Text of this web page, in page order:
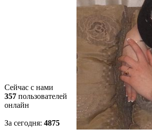
Сейчас с нами
357 пользователей
онлайн
За сегодня: 4876